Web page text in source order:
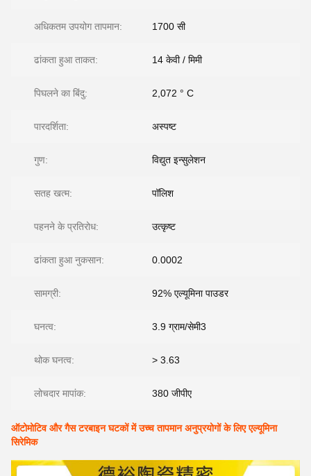
अधिकतम उपयोग तापमान: 1700 सी
ढांकता हुआ ताकत: 14 केवी / मिमी
पिघलने का बिंदु: 2,072 ° C
पारदर्शिता: अस्पष्ट
गुण: विद्युत इन्सुलेशन
सतह खत्म: पॉलिश
पहनने के प्रतिरोध: उत्कृष्ट
ढांकता हुआ नुकसान: 0.0002
सामग्री: 92% एल्यूमिना पाउडर
घनत्व: 3.9 ग्राम/सेमी3
थोक घनत्व: > 3.63
लोचदार मापांक: 380 जीपीए
ऑटोमोटिव और गैस टरबाइन घटकों में उच्च तापमान अनुप्रयोगों के लिए एल्यूमिना
सिरेमिक